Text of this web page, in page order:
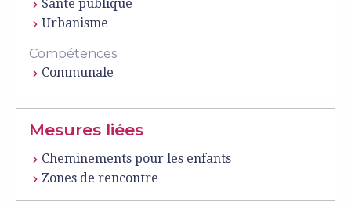
Santé publique
Urbanisme
Compétences
Communale
Mesures liées
Cheminements pour les enfants
Zones de rencontre